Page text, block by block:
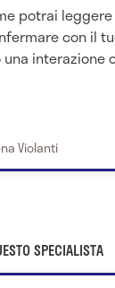
potrai
con il
interazione
Violanti
SPECIALISTA